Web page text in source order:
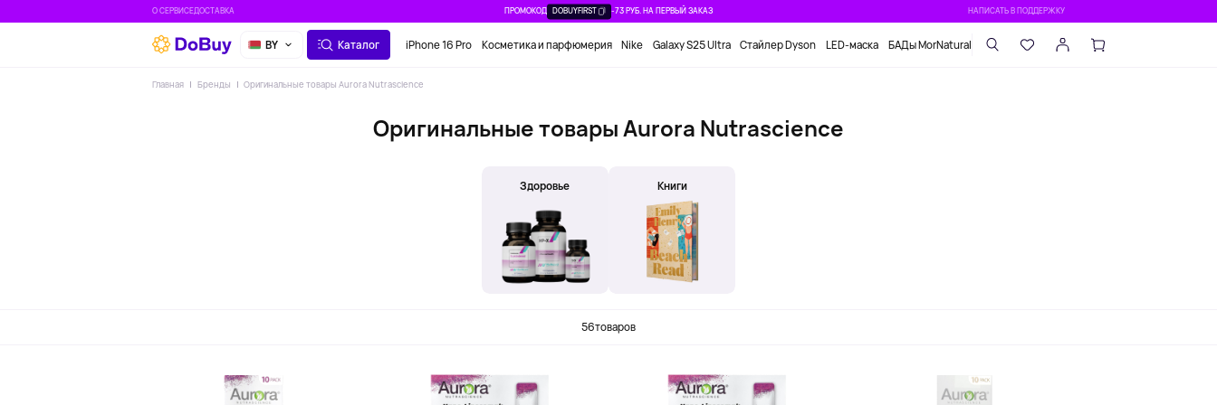
О СЕРВИСЕДОСТАВКА ПРОМОКОД DOBUYFIRST -73 РУБ. НА ПЕРВЫЙ ЗАКАЗ НАПИСАТЬ В ПОДДЕРЖКУ
BY Каталог iPhone 16 Pro Косметика и парфюмерия Nike Galaxy S25 Ultra Стайлер Dyson LED-маска БАДы MorNatural
Главная Бренды Оригинальные товары Aurora Nutrascience
Оригинальные товары Aurora Nutrascience
Здоровье Книги
56товаров